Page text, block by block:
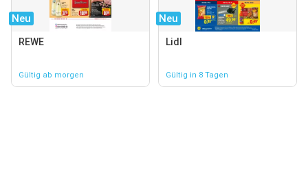
Neu
REWE
Gültig ab morgen
Neu
Lidl
Gültig in 8 Tagen